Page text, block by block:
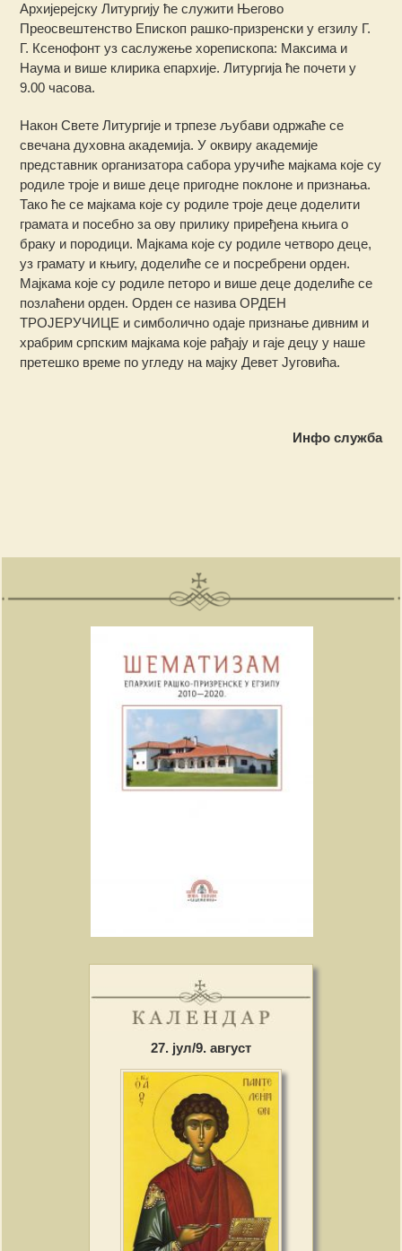
Архијерејску Литургију ће служити Његово
Преосвештенство Епископ рашко-призренски у егзилу Г.
Г. Ксенофонт уз саслужење хорепископа: Максима и
Наума и више клирика епархије. Литургија ће почети у
9.00 часова.
Након Свете Литургије и трпезе љубави одржаће се
свечана духовна академија. У оквиру академије
представник организатора сабора уручиће мајкама које су
родиле троје и више деце пригодне поклоне и признања.
Тако ће се мајкама које су родиле троје деце доделити
грамата и посебно за ову прилику приређена књига о
браку и породици. Мајкама које су родиле четворо деце,
уз грамату и књигу, доделиће се и посребрени орден.
Мајкама које су родиле петоро и више деце доделиће се
позлаћени орден. Орден се назива ОРДЕН
ТРОЈЕРУЧИЦЕ и симболично одаје признање дивним и
храбрим српским мајкама које рађају и гаје децу у наше
претешко време по угледу на мајку Девет Југовића.
Инфо служба
27. јул/9. август